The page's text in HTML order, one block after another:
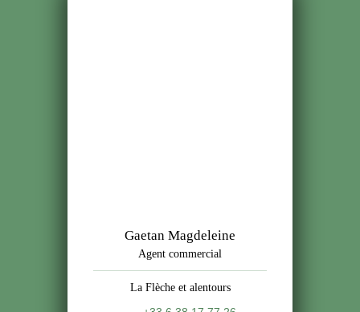
Gaetan Magdeleine
Agent commercial
La Flèche et alentours